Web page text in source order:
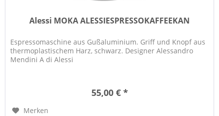
Alessi MOKA ALESSIESPRESSOKAFFEEKAN
Espressomaschine aus Gußaluminium. Griff und Knopf aus
thermoplastischem Harz, schwarz. Designer Alessandro
Mendini A di Alessi
55,00 € *
Merken